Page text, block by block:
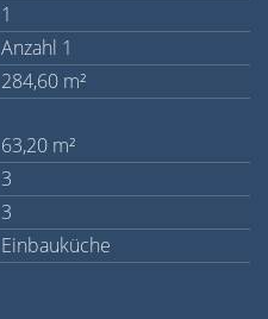
1
Anzahl 1
284,60 m²
63,20 m²
3
3
Einbauküche